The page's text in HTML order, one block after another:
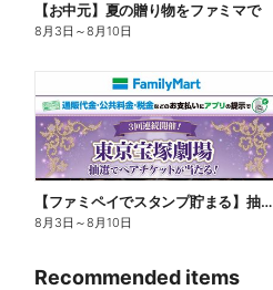
【お中元】夏の贈り物をファミマで
8月3日 ～8月10日
【ファミペイでスタンプ貯まる】抽選でペアチケットが当たる!
8月3日 ～8月10日
Recommended items